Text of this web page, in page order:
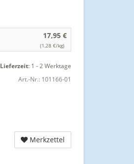
17,95 €
(1,28 €/kg)
Lieferzeit: 1 - 2 Werktage
Art.-Nr.: 101166-01
Merkzettel